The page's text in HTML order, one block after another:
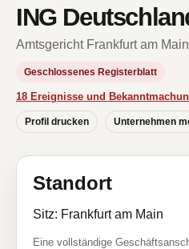
ING
Amtsgericht Frankfurt am
Geschlossenes Registerblatt
18 Ereignisse und
Profil drucken Unternehmen
Standort
Sitz: Frankfurt am Main
Eine vollständige